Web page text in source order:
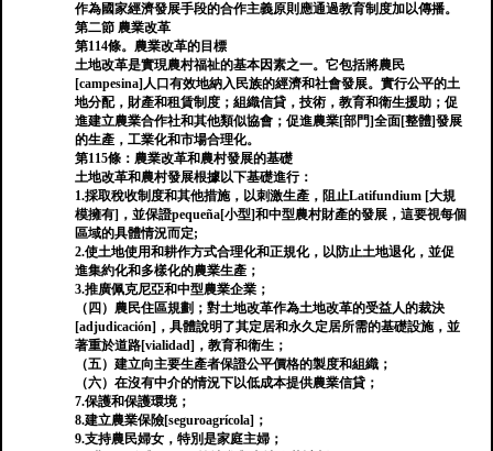
作為國家經濟發展手段的合作主義原則應通過教育制度加以傳播。
第二節 農業改革
第114條。農業改革的目標
土地改革是實現農村福祉的基本因素之一。它包括將農民
[campesina]人口有效地納入民族的經濟和社會發展。實行公平的土
地分配，財產和租賃制度；組織信貸，技術，教育和衛生援助；促
進建立農業合作社和其他類似協會；促進農業[部門]全面[整體]發展
的生產，工業化和市場合理化。
第115條：農業改革和農村發展的基礎
土地改革和農村發展根據以下基礎進行：
1.採取稅收制度和其他措施，以刺激生產，阻止Latifundium [大規
模擁有]，並保證pequeña[小型]和中型農村財產的發展，這要視每個
區域的具體情況而定;
2.使土地使用和耕作方式合理化和正規化，以防止土地退化，並促
進集約化和多樣化的農業生產；
3.推廣佩克尼亞和中型農業企業；
（四）農民住區規劃；對土地改革作為土地改革的受益人的裁決
[adjudicación]，具體說明了其定居和永久定居所需的基礎設施，並
著重於道路[vialidad]，教育和衛生；
（五）建立向主要生產者保證公平價格的製度和組織；
（六）在沒有中介的情況下以低成本提供農業信貸；
7.保護和保護環境；
8.建立農業保險[seguroagrícola]；
9.支持農民婦女，特別是家庭主婦；